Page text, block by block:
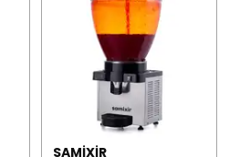
SAMIXIR